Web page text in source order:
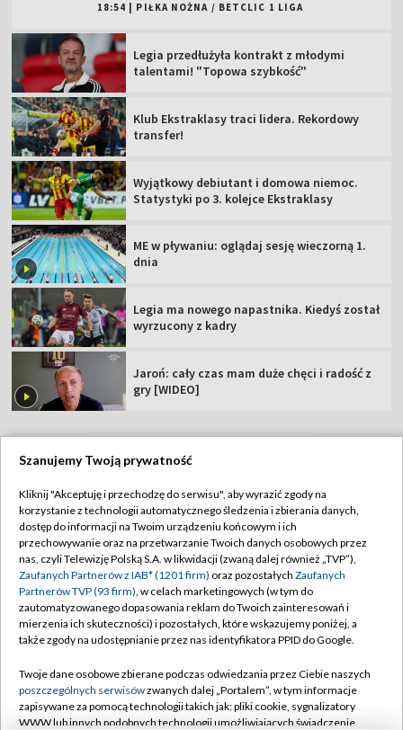
18:54 PIŁKA NOŻNA / BETCLIC 1 LIGA
Legia przedłużyła kontrakt z młodymi
talentami! "Topowa szybkość"
Klub Ekstraklasy traci lidera. Rekordowy
transfer!
Wyjątkowy debiutant i domowa niemoc.
Statystyki po 3. kolejce Ekstraklasy
ME w pływaniu: oglądaj sesję wieczorną 1.
dnia
Legia ma nowego napastnika. Kiedyś został
wyrzucony z kadry
Jaroń: cały czas mam duże chęci i radość z
gry [WIDEO]
Abonament TVP
Sklep TVP
Biuro Reklamy
Oferta Handlowa
Telegazeta ogłoszenia
Rada Programowa
Ogłoszenia przetargowe
Regulamin TVP
Polityka prywatności
Moje zgody
Biuro reklamy
Kontakt
Kanały
Szanujemy Twoją prywatność
Kliknij "Akceptuję i przechodzę do serwisu", aby wyrazić zgody na
korzystanie z technologii automatycznego śledzenia i zbierania danych,
dostęp do informacji na Twoim urządzeniu końcowym i ich
przechowywanie oraz na przetwarzanie Twoich danych osobowych przez
nas, czyli Telewizję Polską S.A. w likwidacji (zwaną dalej również „TVP”),
Zaufanych Partnerów z IAB* (1201 firm) oraz pozostałych Zaufanych
Partnerów TVP (93 firm), w celach marketingowych (w tym do
zautomatyzowanego dopasowania reklam do Twoich zainteresowań i
mierzenia ich skuteczności) i pozostałych, które wskazujemy poniżej, a
także zgody na udostępnianie przez nas identyfikatora PPID do Google.
Twoje dane osobowe zbierane podczas odwiedzania przez Ciebie naszych
poszczególnych serwisówzwanych dalej „Portalem”, w tym informacje
zapisywane za pomocą technologii takich jak: pliki cookie, sygnalizatory
WWW lub innych podobnych technologii umożliwiających świadczenie